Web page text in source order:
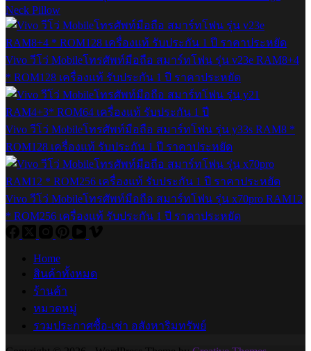
Neck Pillow
Vivo วีโว่ Mobileโทรศัพท์มือถือ สมาร์ทโฟน รุ่น v23e RAM8+4
* ROM128 เครื่องแท้ รับประกัน 1 ปี ราคาประหยัด
Vivo วีโว่ Mobileโทรศัพท์มือถือ สมาร์ทโฟน รุ่น y33s RAM8 *
ROM128 เครื่องแท้ รับประกัน 1 ปี ราคาประหยัด
Vivo วีโว่ Mobileโทรศัพท์มือถือ สมาร์ทโฟน รุ่น x70pro RAM12
* ROM256 เครื่องแท้ รับประกัน 1 ปี ราคาประหยัด
Home
สินค้าทั้งหมด
ร้านค้า
หมวดหมู่
รวมประกาศซื้อ-เช่า อสังหาริมทรัพย์